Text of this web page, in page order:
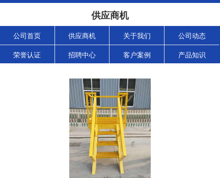
供应商机
公司首页 供应商机 关于我们 公司动态
荣誉认证 招聘中心 客户案例 产品知识